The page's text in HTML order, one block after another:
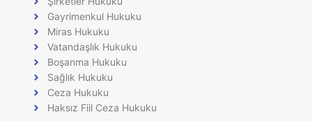
Gayrimenkul Hukuku
Miras Hukuku
Vatandaşlık Hukuku
Boşanma Hukuku
Sağlık Hukuku
Ceza Hukuku
Haksız Fiil Ceza Hukuku